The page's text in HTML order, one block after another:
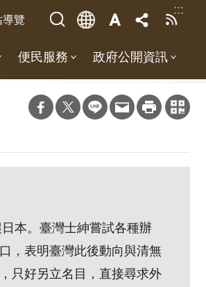
:::
導覽
便民服務 政府公開資訊
本。臺灣士紳嘗試各種辦
，表明臺灣此後動向與清無
只好另立名目，直接尋求外